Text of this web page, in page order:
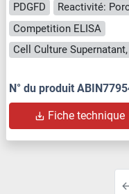
PDGFD Reactivité:
Competition ELISA
N° du produit
Fiche technique